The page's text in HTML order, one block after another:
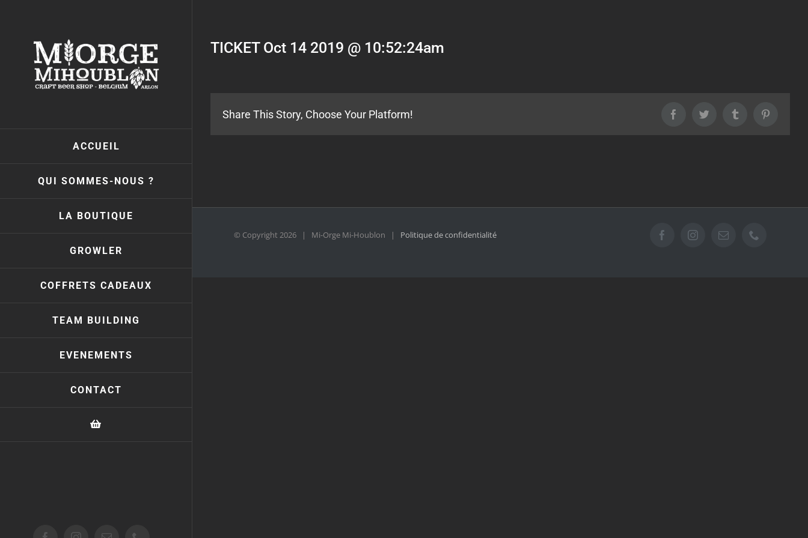
ACCUEIL
QUI SOMMES-NOUS ?
LA BOUTIQUE
GROWLER
COFFRETS CADEAUX
TEAM BUILDING
EVENEMENTS
CONTACT
TICKET Oct 14 2019 @ 10:52:24am
Share This Story, Choose Your Platform! FacebookTwitter Tumblr
© Copyright2026 | Mi-Orge Mi-Houblon | Politique de confidentialité FacebookInstagramEmail